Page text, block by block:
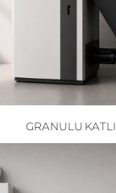
GRANULU KATLI